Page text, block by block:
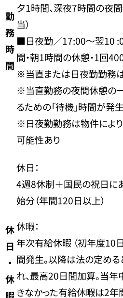
勤
務
時
間
夕1時間、深夜7時間の夜
当）
■日夜勤／17:00～翌10
間・朝1時間の休憩・1回
※当直または日夜勤勤務
※当直勤務の夜間休憩の
るための「待機」時間が発生
※日夜勤勤務は物件によ
可能性あり
休
日
・
休
休日：
4週8休制＋国民の祝日に
始分（年間120日以上）
休暇：
年次有給休暇 （初年度10
間発生。以降は法の定め
れ、最高20日間加算。当
きなかった有給休暇は2年